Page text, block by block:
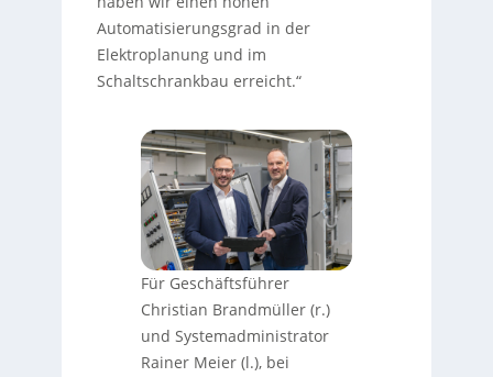
Automatisierungsgrad in der
Elektroplanung und im
Schaltschrankbau erreicht.“
Für Geschäftsführer
Christian Brandmüller (r.)
und Systemadministrator
Rainer Meier (l.), bei